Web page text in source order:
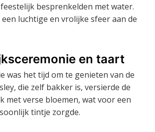
besprenkelden met water.
luchtige en vrolijke sfeer aan de
en taart
was het tijd om te genieten van de
die zelf bakker is, versierde de
met verse bloemen, wat voor een
tintje zorgde.